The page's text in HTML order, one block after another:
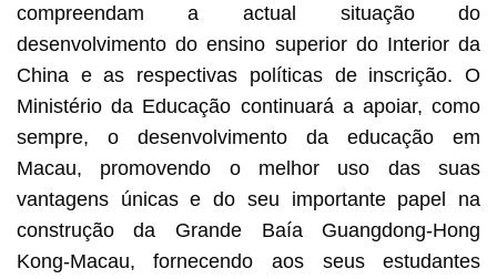
compreendam a actual situação do
desenvolvimento do ensino superior do Interior da
China e as respectivas políticas de inscrição. O
Ministério da Educação continuará a apoiar, como
sempre, o desenvolvimento da educação em
Macau, promovendo o melhor uso das suas
vantagens únicas e do seu importante papel na
construção da Grande Baía Guangdong-Hong
Kong-Macau, fornecendo aos seus estudantes